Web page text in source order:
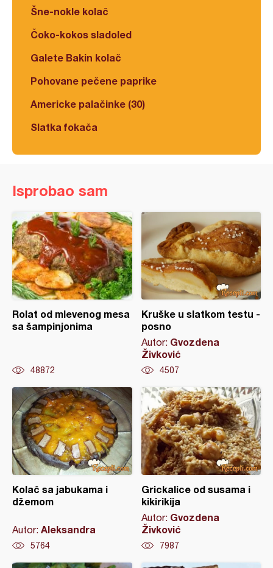
Šne-nokle kolač
Čoko-kokos sladoled
Galete Bakin kolač
Pohovane pečene paprike
Americke palačinke (30)
Slatka fokača
Isprobao sam
Rolat od mlevenog mesa
sa šampinjonima
48872
Kruške u slatkom testu -
posno
Autor: Gvozdena
Živković
4507
Kolač sa jabukama i
džemom
Autor: Aleksandra
5764
Grickalice od susama i
kikirikija
Autor: Gvozdena
Živković
7987